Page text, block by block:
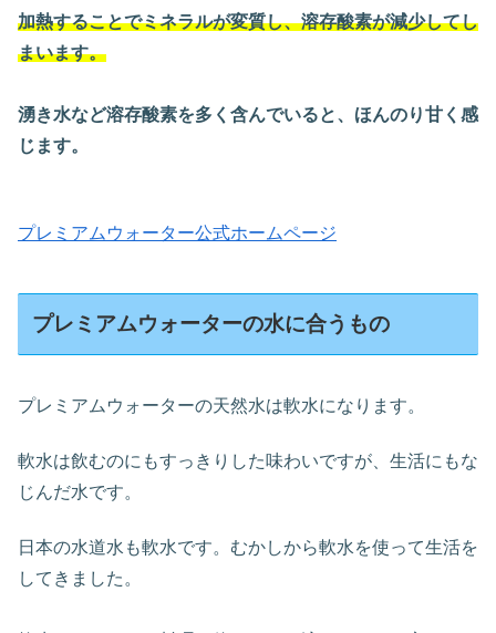
加熱することでミネラルが変質し、溶存酸素が減少してし
まいます。
湧き水など溶存酸素を多く含んでいると、ほんのり甘く感
じます。
プレミアムウォーター公式ホームページ
プレミアムウォーターの水に合うもの
プレミアムウォーターの天然水は軟水になります。
軟水は飲むのにもすっきりした味わいですが、生活にもな
じんだ水です。
日本の水道水も軟水です。むかしから軟水を使って生活を
してきました。